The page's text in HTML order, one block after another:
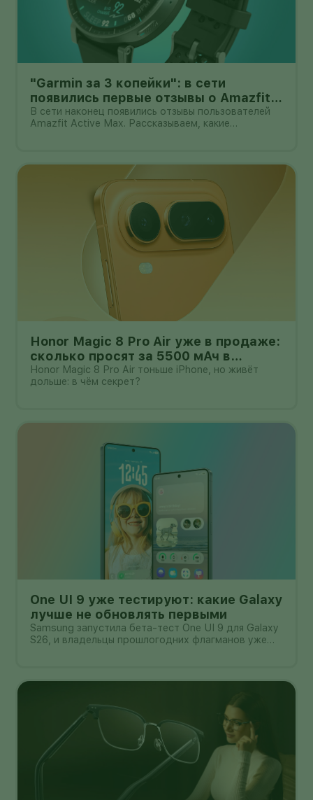
"Garmin за 3 копейки": в сети
появились первые отзывы о Amazfit
Active Max с оффлайн-картами
В сети наконец появились отзывы пользователей
Amazfit Active Max. Рассказываем, какие
Honor Magic 8 Pro Air уже в продаже:
сколько просят за 5500 мАч в
корпусе толщиной всего 6,1 мм?
Honor Magic 8 Pro Air тоньше iPhone, но живёт
дольше: в чём секрет?
One UI 9 уже тестируют: какие Galaxy
лучше не обновлять первыми
Samsung запустила бета-тест One UI 9 для Galaxy
S26, и владельцы прошлогодних флагманов уже